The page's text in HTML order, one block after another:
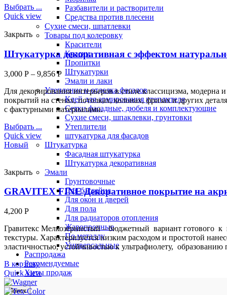
Разбавители и растворители
Средства против плесени
Сухие смеси, шпатлевки
Товары под колеровку
Красители
Краски
Пропитки
Штукатурки
Эмали и лаки
Утепление и отделка фасадов
Клей для армирования утеплителя
Сетки фасадные, дюбеля и комплектующие
Сухие смеси, шпаклевки, грунтовки
Утеплители
штукатурка для фасадов
Штукатурка
Фасадная штукатурка
Штукатурка декоративная
Эмали
Грунтовочные
Для бассейна
Для окон и дверей
Для пола
Для радиаторов отопления
Жаропрочные
По металлу
Универсальные
Распродажа
Рекомендуемые
Хиты продаж
Поиск
Выбрать ...
Quick view
Закрыть
Штукатурка декоративная с эффектом
3,000 Р – 9,856Р
Для декорирования интерьеров в стиле классицизма,
покрытий на стенах, потолках, колонах, фризах и других
с фактурными материалами.
Выбрать ...
Quick view
Новый
Закрыть
GRAVITEX FINE Декоративное покрытие на
4,200 Р
Гравитекс Мелкозернистый – бюджетный вариант готового
текстуры. Характеризуется низким расходом и простотой
эластичностью, устойчивостью к ультрафиолету,
В корзину
Quick view